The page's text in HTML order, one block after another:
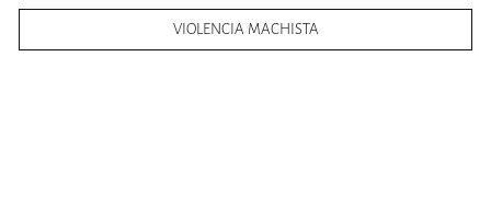
VIOLENCIA MACHISTA